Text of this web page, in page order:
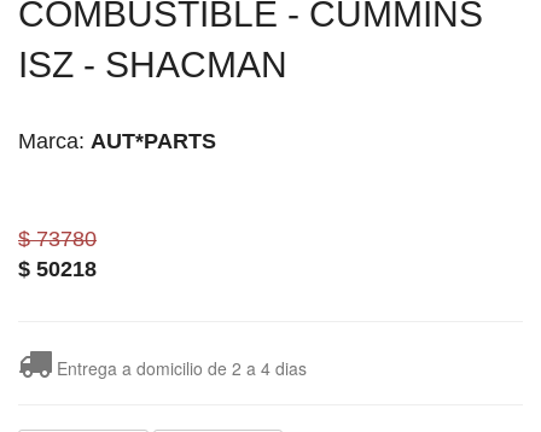
COMBUSTIBLE - CUMMINS
ISZ - SHACMAN
Marca: AUT*PARTS
$ 73780
$ 50218
Entrega a domicilio de 2 a 4 dias